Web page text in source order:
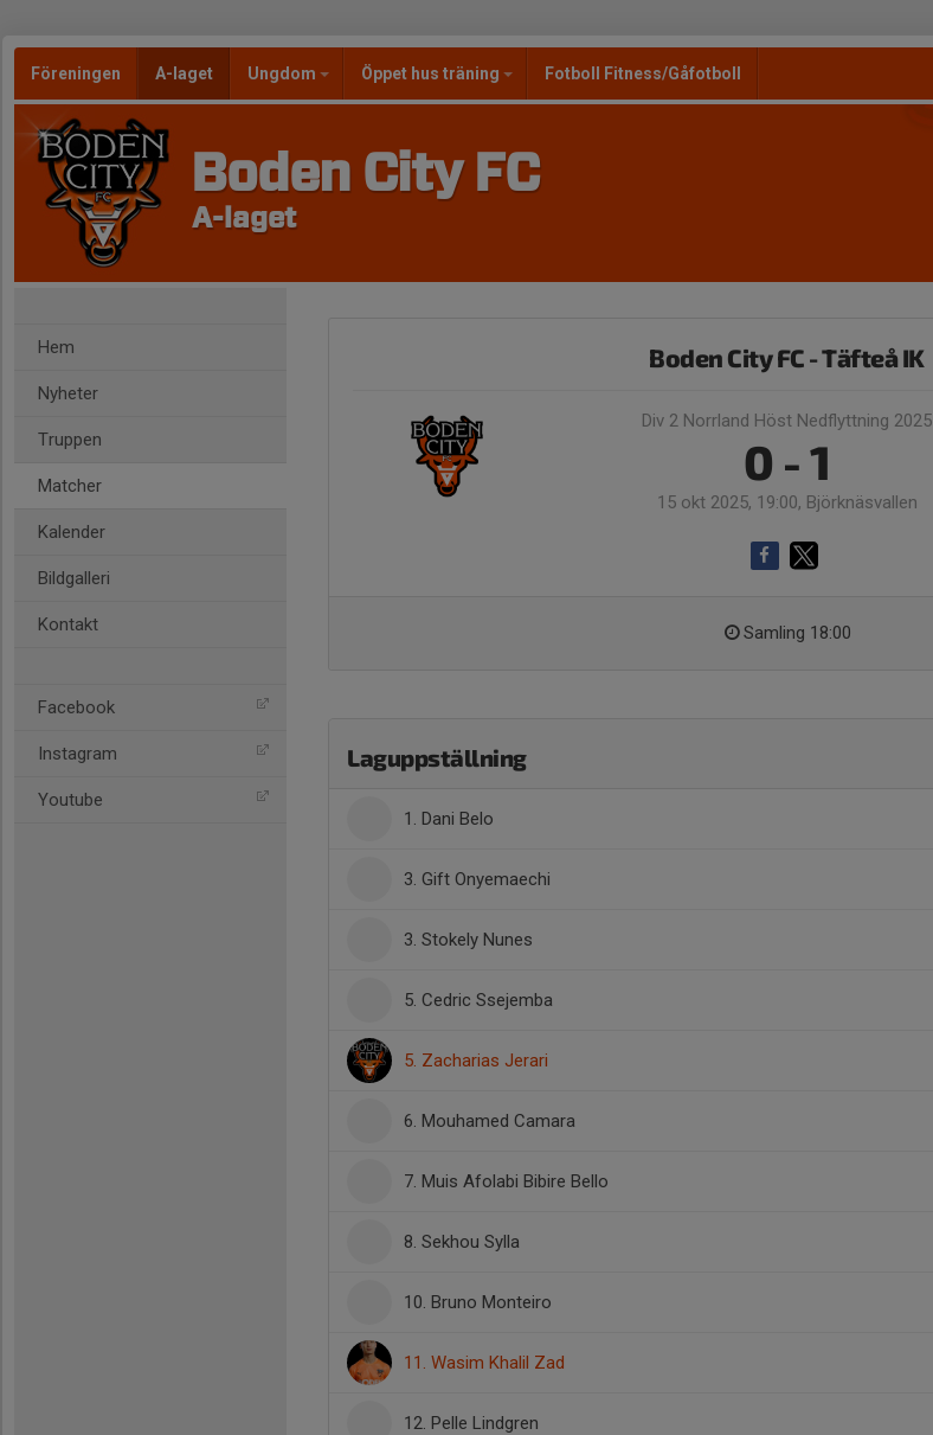
Föreningen A-laget Ungdom Öppet hus träning Fotboll Fitness/Gåfotboll
Boden City FC
A-laget
Hem
Nyheter
Truppen
Matcher
Kalender
Bildgalleri
Kontakt
Facebook
Instagram
Youtube
Boden City FC - Täfteå IK
Div 2 Norrland Höst Nedflyttning 2025
0 - 1
15 okt 2025, 19:00, Björknäsvallen
Samling 18:00
Laguppställning
1. Dani Belo
3. Gift Onyemaechi
3. Stokely Nunes
5. Cedric Ssejemba
5. Zacharias Jerari
6. Mouhamed Camara
7. Muis Afolabi Bibire Bello
8. Sekhou Sylla
10. Bruno Monteiro
11. Wasim Khalil Zad
12. Pelle Lindgren